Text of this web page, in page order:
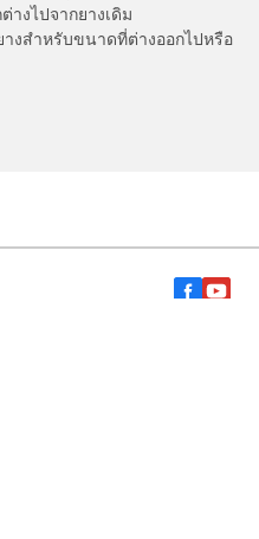
งไปจากยางเดิม
งสำหรับขนาดที่ต่างออกไปหรือ